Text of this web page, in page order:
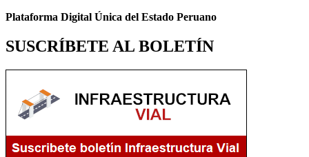
Plataforma Digital Única del Estado Peruano
SUSCRÍBETE AL BOLETÍN